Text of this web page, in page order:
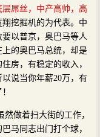
层屌丝，中产高帅，高
挖掘机的为代表。中
以普京，奥巴马等人
的奥巴马总统，却是
房，有稳定的收入，
说当你年薪20万，有
做着扫大街的工作，
马同志出门打个球，